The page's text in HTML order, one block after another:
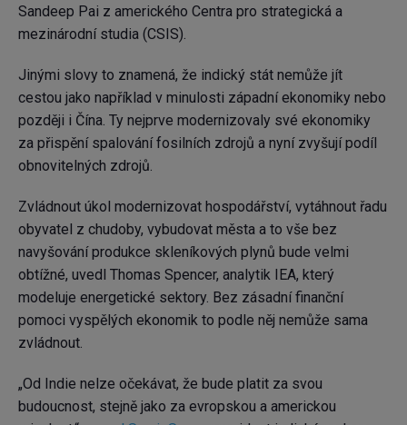
Sandeep Pai z amerického Centra pro strategická a
mezinárodní studia (CSIS).
Jinými slovy to znamená, že indický stát nemůže jít
cestou jako například v minulosti západní ekonomiky nebo
později i Čína. Ty nejprve modernizovaly své ekonomiky
za přispění spalování fosilních zdrojů a nyní zvyšují podíl
obnovitelných zdrojů.
Zvládnout úkol modernizovat hospodářství, vytáhnout řadu
obyvatel z chudoby, vybudovat města a to vše bez
navyšování produkce skleníkových plynů bude velmi
obtížné, uvedl Thomas Spencer, analytik IEA, který
modeluje energetické sektory. Bez zásadní finanční
pomoci vyspělých ekonomik to podle něj nemůže sama
zvládnout.
„Od Indie nelze očekávat, že bude platit za svou
budoucnost, stejně jako za evropskou a americkou